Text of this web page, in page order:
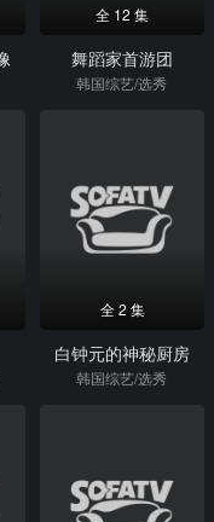
全 12 集
舞蹈家首游团
韩国综艺/选秀
全 2 集
白钟元的神秘厨房
韩国综艺/选秀